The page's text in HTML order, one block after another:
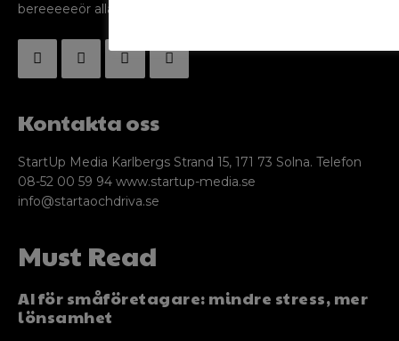
bereeeeeör alla företagare!
Kontakta oss
StartUp Media Karlbergs Strand 15, 171 73 Solna. Telefon
08-52 00 59 94 www.startup-media.se
info@startaochdriva.se
Must Read
AI för småföretagare: mindre stress, mer
lönsamhet